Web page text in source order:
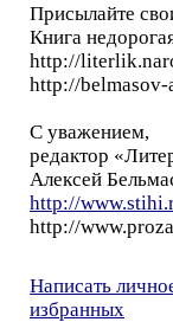
Присылайте
Книга
http://
http://
С уважением,
редактор
Алексей
http://
http://
Написать
избранных